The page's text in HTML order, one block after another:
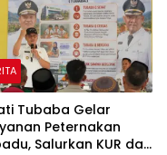
Tubaba Gelar
Peternakan
Salurkan KUR dan